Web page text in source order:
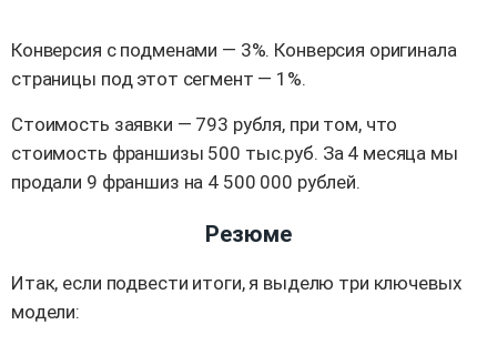
Конверсия с подменами — 3%. Конверсия оригинала
страницы под этот сегмент — 1%.
Стоимость заявки — 793 рубля, при том, что
стоимость франшизы 500 тыс.руб. За 4 месяца мы
продали 9 франшиз на 4 500 000 рублей.
Резюме
Итак, если подвести итоги, я выделю три ключевых
модели: